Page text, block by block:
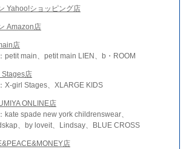
Yahoo!ショッピング店
Amazon店
店
petit main、petit main LIEN、b・ROOM
Stages店
X-girl Stages、XLARGE KIDS
ONLINE店
kate spade new york childrenswear、
、by loveit、Lindsay、BLUE CROSS
店